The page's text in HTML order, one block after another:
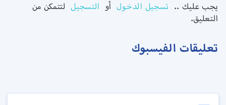
يجب عليك .. تسجيل الدخول أو التسجيل لتتمكن من
التعليق.
تعليقات الفيسبوك